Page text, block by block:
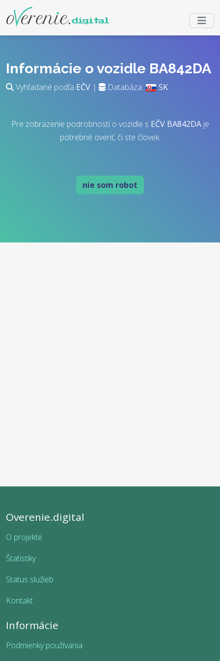
Informácie o vozidle BA842DA
Vyhľadané podľa EČV | Databáza: SK
Pre zobrazenie podrobností o vozidle s EČV BA842DAje
potrebné overiť, či ste človek.
nie som robot
Overenie.digital
O projekte
Štatistiky
Status služieb
Kontakt
Informácie
Podmienky používania